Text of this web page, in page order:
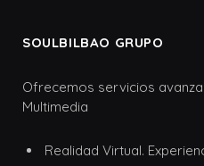
SOULBILBAO GRUPO
Ofrecemos servicios
Multimedia
Realidad Virtual.